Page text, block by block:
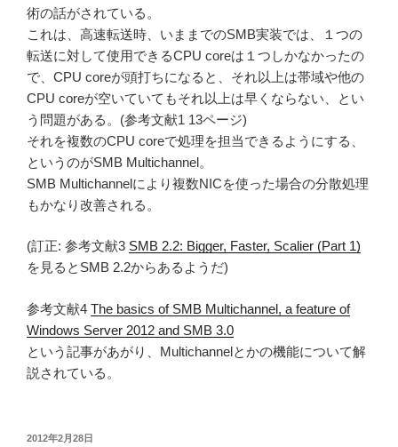
術の話がされている。
これは、高速転送時、いままでのSMB実装では、１つの
転送に対して使用できるCPU coreは１つしかなかったの
で、CPU coreが頭打ちになると、それ以上は帯域や他の
CPU coreが空いていてもそれ以上は早くならない、とい
う問題がある。(参考文献1 13ページ)
それを複数のCPU coreで処理を担当できるようにする、
というのがSMB Multichannel。
SMB Multichannelにより複数NICを使った場合の分散処理
もかなり改善される。
(訂正: 参考文献3 SMB 2.2: Bigger, Faster, Scalier (Part 1)
を見るとSMB 2.2からあるようだ)
参考文献4 The basics of SMB Multichannel, a feature of
Windows Server 2012 and SMB 3.0
という記事があがり、Multichannelとかの機能について解
説されている。
投
2012年2月28日